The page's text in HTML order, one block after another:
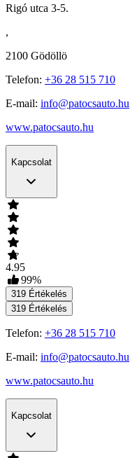
Rigó utca 3-5.
,
2100 Gödöllö
Telefon: +36 28 515 710
E-mail: info@patocsauto.hu
www.patocsauto.hu
Kapcsolat
4.95
99%
319 Értékelés
319 Értékelés
Telefon: +36 28 515 710
E-mail: info@patocsauto.hu
www.patocsauto.hu
Kapcsolat